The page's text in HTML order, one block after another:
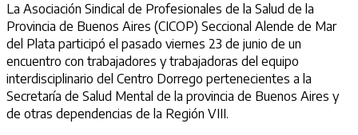
La Asociación Sindical de Profesionales de la Salud de la
Provincia de Buenos Aires (CICOP) Seccional Alende de Mar
del Plata participó el pasado viernes 23 de junio de un
encuentro con trabajadores y trabajadoras del equipo
interdisciplinario del Centro Dorrego pertenecientes a la
Secretaría de Salud Mental de la provincia de Buenos Aires y
de otras dependencias de la Región VIII.